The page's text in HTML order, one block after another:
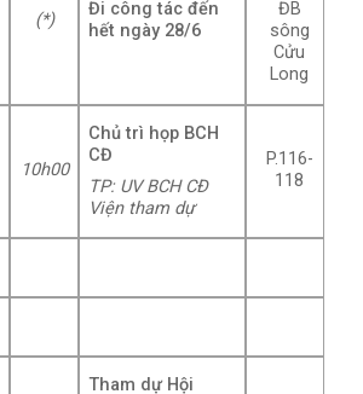
(*)
Đi công tác đến
hết ngày 28/6
ĐB
sông
Cửu
Long
10h00
Chủ trì họp BCH
CĐ
TP: UV BCH CĐ
Viện tham dự
P.116-
118
Tham dự Hội